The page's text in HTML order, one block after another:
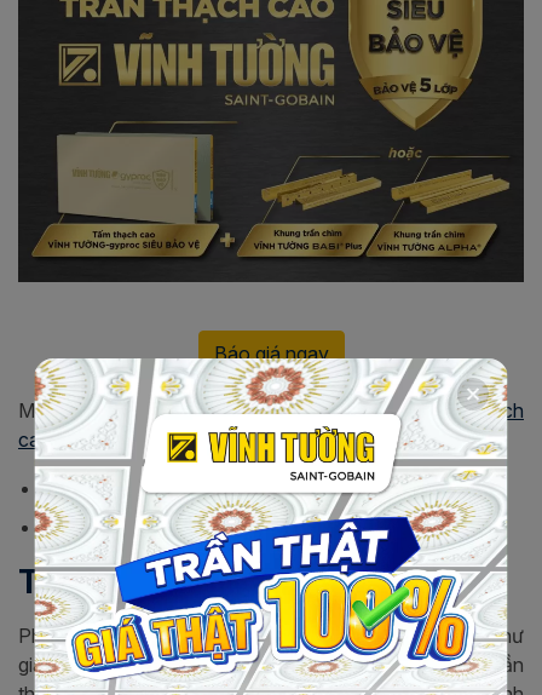
Báo giá ngay
Mọi vấn đề liên quan đến hệ trần - vách - tườngthạch
caoVĩnh Tường, các bạn vui lòng liên hệ qua:
Hotline:: 1800-1218
Email:chamsockhachhang@vinhtuong.com
Trần thạch cao hộp phòng ngủ
Phòng ngủ là nơi tận hưởng những giây phút nghỉ ngơi, thư
giãn sau một ngày dài làm việc mệt mỏi. Lắp đặt trần